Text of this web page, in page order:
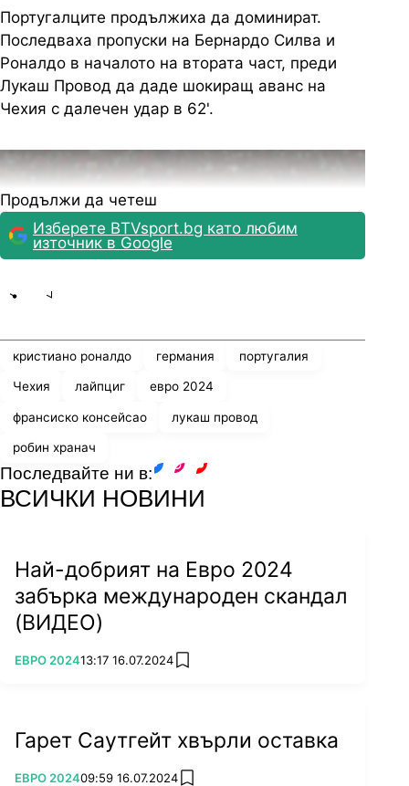
Португалците продължиха да доминират.
Последваха пропуски на Бернардо Силва и
Роналдо в началото на втората част, преди
Лукаш Провод да даде шокиращ аванс на
Чехия с далечен удар в 62'.
Снимка: Reuters
В 69' Португалия изравни след груба грешка
на перфектния до този момент чешки вратар
Индрих Станек, който изби топката в краката
него - 1:1.
Португалският натиск се засили и в 86'
резервата Диого Жота оформи обрата.
Попадението му, дошло при добавка след
греда на Роналдо, обаче беше отменено
заради засада на Кристиано след консултация
Продължи да четеш
Изберете BTVsport.bg като любим
източник в Google
кристиано роналдо германия португалия
Чехия лайпциг евро 2024
франсиско консейсао лукаш провод
робин хранач
Последвайте ни в:
ВСИЧКИ НОВИНИ
Най-добрият на Евро 2024
забърка международен скандал
(ВИДЕО)
ПОВЕЧЕ ОТ
ЕВРО 202413:17 16.07.2024 add favorites
Гарет Саутгейт хвърли оставка
ПОВЕЧЕ ОТ
ЕВРО 202409:59 16.07.2024